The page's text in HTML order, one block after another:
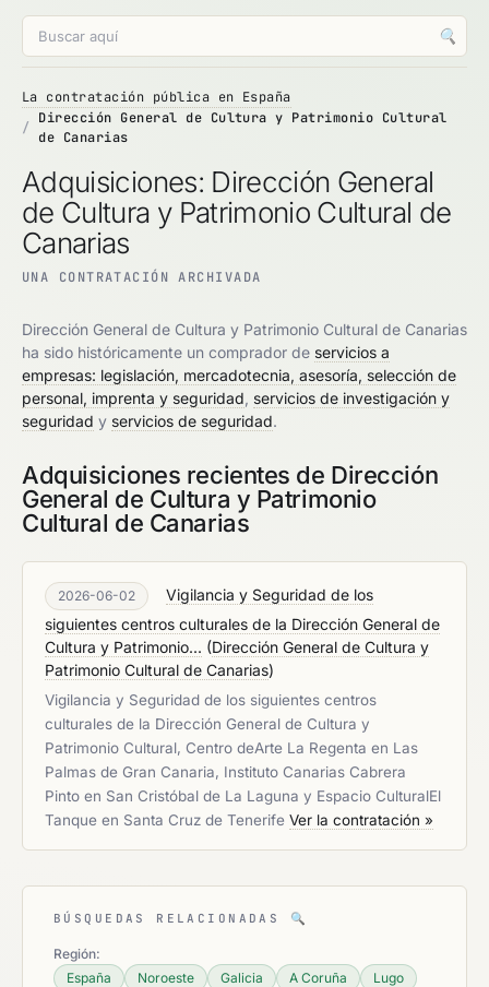
🔍
La contratación pública en España
Dirección General de Cultura y Patrimonio Cultural
de Canarias
Adquisiciones: Dirección General
de Cultura y Patrimonio Cultural de
Canarias
UNA CONTRATACIÓN ARCHIVADA
Dirección General de Cultura y Patrimonio Cultural de Canarias
ha sido históricamente un comprador de servicios a
empresas: legislación, mercadotecnia, asesoría, selección de
personal, imprenta y seguridad servicios de investigación y
seguridad y servicios de seguridad.
Adquisiciones recientes de Dirección
General de Cultura y Patrimonio
Cultural de Canarias
2026-06-02
Vigilancia y Seguridad de los
siguientes centros culturales de la Dirección General de
Cultura y Patrimonio... (Dirección General de Cultura y
Patrimonio Cultural de Canarias)
Vigilancia y Seguridad de los siguientes centros
culturales de la Dirección General de Cultura y
Patrimonio Cultural, Centro deArte La Regenta en Las
Palmas de Gran Canaria, Instituto Canarias Cabrera
Pinto en San Cristóbal de La Laguna y Espacio CulturalEl
Tanque en Santa Cruz de Tenerife Ver la contratación »
BÚSQUEDAS RELACIONADAS 🔍
Región:
España
Noroeste Galicia A Coruña
Lugo